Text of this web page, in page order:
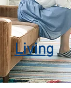
Living